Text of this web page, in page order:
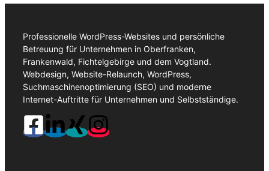
Professionelle WordPress-Websites und persönliche
Betreuung für Unternehmen in Oberfranken,
Frankenwald, Fichtelgebirge und dem Vogtland.
Webdesign, Website-Relaunch, WordPress,
Suchmaschinenoptimierung (SEO) und moderne
Internet-Auftritte für Unternehmen und Selbstständige.